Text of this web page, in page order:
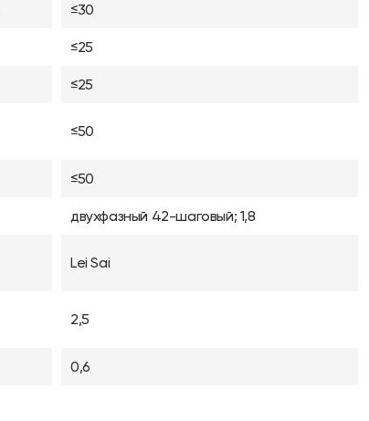
≤30
≤25
≤25
≤50
≤50
двухфазный 42-шаговый; 1,8
Lei Sai
2,5
0,6